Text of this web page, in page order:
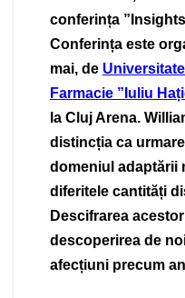
conferința
Conferința este
mai, de
Farmacie ”Iuliu
la Cluj Arena.
distincția ca
domeniul adaptării
diferitele cantități
Descifrarea
descoperirea de
afecțiuni precum